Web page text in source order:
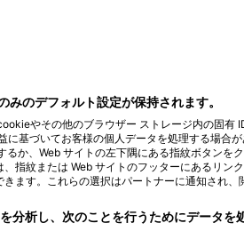
のデフォルト設定が保持されます。
やその他のブラウザー ストレージ内の固有
基づいてお客様の個人データを処理する場合
か、Web サイトの左下隅にある指紋ボタンを
指紋または Web サイトのフッターにあるリン
ます。これらの選択はパートナーに通知され、
析し、次のことを行うためにデータを